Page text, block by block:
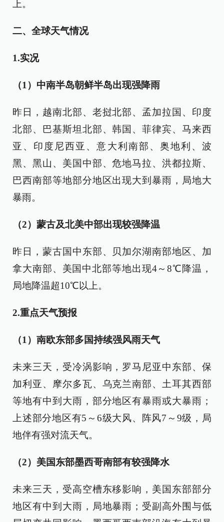
上。
二、全球天气情况
1.实况
（1）中南半岛朝鲜半岛出现强降雨
昨日，越南北部、老挝北部、孟加拉国、印度
北部、巴基斯坦北部、韩国、菲律宾、马来西
亚、印度尼西亚、意大利南部、奥地利、波
黑、黑山、美国中部、危地马拉、洪都拉斯、
巴西南部等地部分地区出现大到暴雨，局地大
暴雨。
（2）蒙古及北美中部出现较强降温
昨日，蒙古国中东部、贝加尔湖南部地区、加
拿大南部、美国中北部等地出现4～8℃降温，
局地降温超10℃以上。
2.重点天气预报
（1）南欧东部多国持续强风雨天气
未来三天，受冷涡影响，罗马尼亚中东部、保
加利亚、摩尔多瓦、乌克兰南部、土耳其西部
等地有中到大雨，部分地区有暴雨或大暴雨；
上述部分地区有5～6级大风、阵风7～9级，局
地伴有强对流天气。
（2）美国东部墨西哥南部有较强降水
未来三天，受高空槽东移影响，美国东部部分
地区有中到大雨，局地暴雨；受副高外围与低